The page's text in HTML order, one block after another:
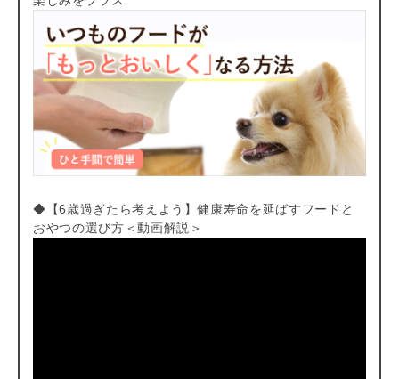
◆【6歳過ぎたら考えよう】健康寿命を延ばすフードと
おやつの選び方＜動画解説＞